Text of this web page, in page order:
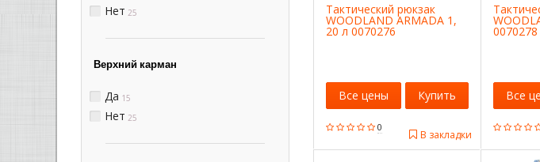
Нет 25
Верхний карман
Да 15
Нет 25
Тактический рюкзак
WOODLAND ARMADA 1,
20 л 0070276
0
В закладки
Все цены Купить
0070278
Все